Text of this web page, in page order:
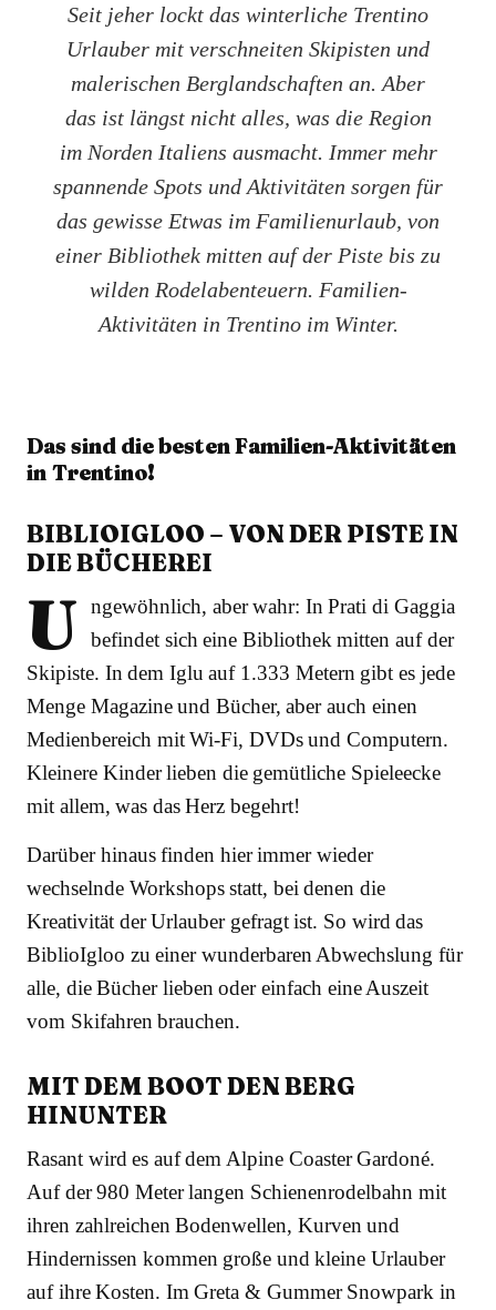
Seit jeher lockt das winterliche Trentino
Urlauber mit verschneiten Skipisten und
malerischen Berglandschaften an. Aber
das ist längst nicht alles, was die Region
im Norden Italiens ausmacht. Immer mehr
spannende Spots und Aktivitäten sorgen für
das gewisse Etwas im Familienurlaub, von
einer Bibliothek mitten auf der Piste bis zu
wilden Rodelabenteuern. Familien-
Aktivitäten in Trentino im Winter.
Das sind die besten Familien-Aktivitäten
in Trentino!
BIBLIOIGLOO – VON DER PISTE IN
DIE BÜCHEREI
U
ngewöhnlich, aber wahr: In Prati di Gaggia
befindet sich eine Bibliothek mitten auf der
Skipiste. In dem Iglu auf 1.333 Metern gibt es jede
Menge Magazine und Bücher, aber auch einen
Medienbereich mit Wi-Fi, DVDs und Computern.
Kleinere Kinder lieben die gemütliche Spieleecke
mit allem, was das Herz begehrt!
Darüber hinaus finden hier immer wieder
wechselnde Workshops statt, bei denen die
Kreativität der Urlauber gefragt ist. So wird das
BiblioIgloo zu einer wunderbaren Abwechslung für
alle, die Bücher lieben oder einfach eine Auszeit
vom Skifahren brauchen.
MIT DEM BOOT DEN BERG
HINUNTER
Rasant wird es auf dem Alpine Coaster Gardoné.
Auf der 980 Meter langen Schienenrodelbahn mit
ihren zahlreichen Bodenwellen, Kurven und
Hindernissen kommen große und kleine Urlauber
auf ihre Kosten. Im Greta & Gummer Snowpark in